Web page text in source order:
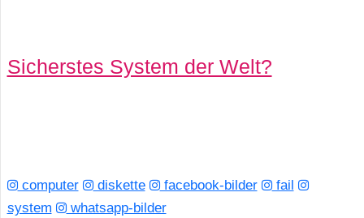
Sicherstes System der Welt?
computer diskette facebook-bilder
fail
system
whatsapp-bilder